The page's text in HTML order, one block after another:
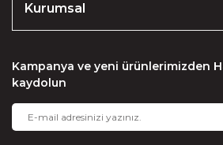
Kurumsal
Kampanya ve yeni ürünlerimizden
kaydolun